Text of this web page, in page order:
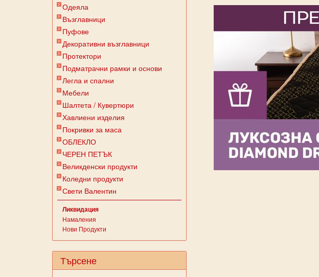
Одеяла
Възглавници
Пуфове
Декоративни възглавници
Протектори
Подматрачни рамки и основи
Легла и спални
Мебели
Шалтета / Кувертюри
Хавлиени изделия
Покривки за маса
ОБЛЕКЛО
ЧЕРЕН ПЕТЪК
Великденски продукти
Коледни продукти
Свети Валентин
Ликвидация
Намаления
Нови Продукти
Търсене